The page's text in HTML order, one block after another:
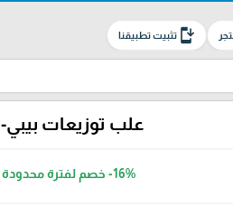
install_mobileتثبيت تطبيقنا
علب توزيعات بيبي-1
-16%خصم لفترة محدودة